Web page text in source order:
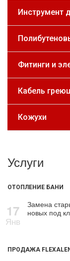
Инструмент
Фитинги и
Кабель
Кожухи
Услуги
ОТОПЛЕНИЕ БАНИ
17
Янв
Замена
новых под
ПРОДАЖА